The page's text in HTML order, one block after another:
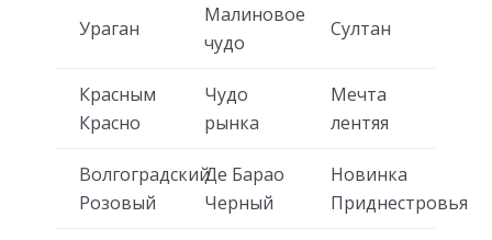
Ураган
Малиновое
чудо
Султан
Красным
Красно
Чудо
рынка
Мечта
лентяя
Волгоградский
Розовый
Де Барао
Черный
Новинка
Приднестровья